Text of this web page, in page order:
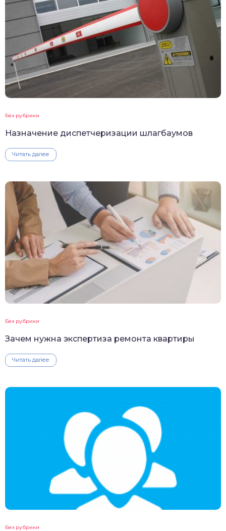
Без рубрики
Назначение диспетчеризации шлагбаумов
Читать далее
Без рубрики
Зачем нужна экспертиза ремонта квартиры
Читать далее
Без рубрики